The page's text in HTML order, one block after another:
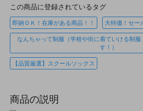
この商品に登録されているタグ
即納ＯＫ！在庫がある商品！！ 大特価！セー
なんちゃって制服（学校や街に着ていける制服
す！）
【品質厳選】スクールソックス
商品の説明